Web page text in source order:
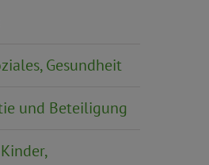
Gesundheit
und Beteiligung